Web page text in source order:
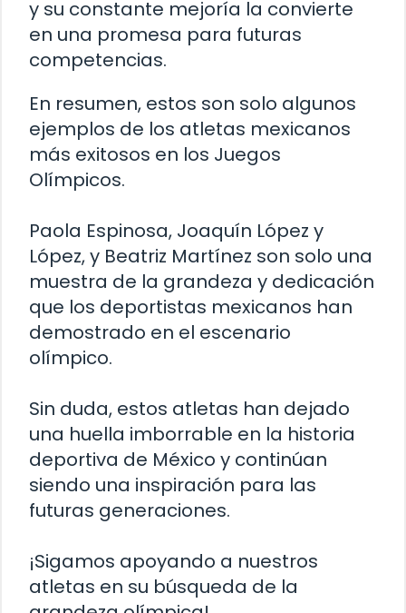
y su constante mejoría la convierte
en una promesa para futuras
competencias.
En resumen, estos son solo algunos
ejemplos de los atletas mexicanos
más exitosos en los Juegos
Olímpicos.
Paola Espinosa, Joaquín López y
López, y Beatriz Martínez son solo una
muestra de la grandeza y dedicación
que los deportistas mexicanos han
demostrado en el escenario
olímpico.
Sin duda, estos atletas han dejado
una huella imborrable en la historia
deportiva de México y continúan
siendo una inspiración para las
futuras generaciones.
¡Sigamos apoyando a nuestros
atletas en su búsqueda de la